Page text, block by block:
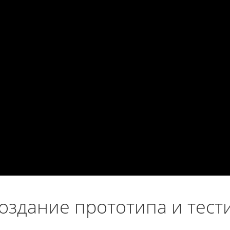
прототипа и